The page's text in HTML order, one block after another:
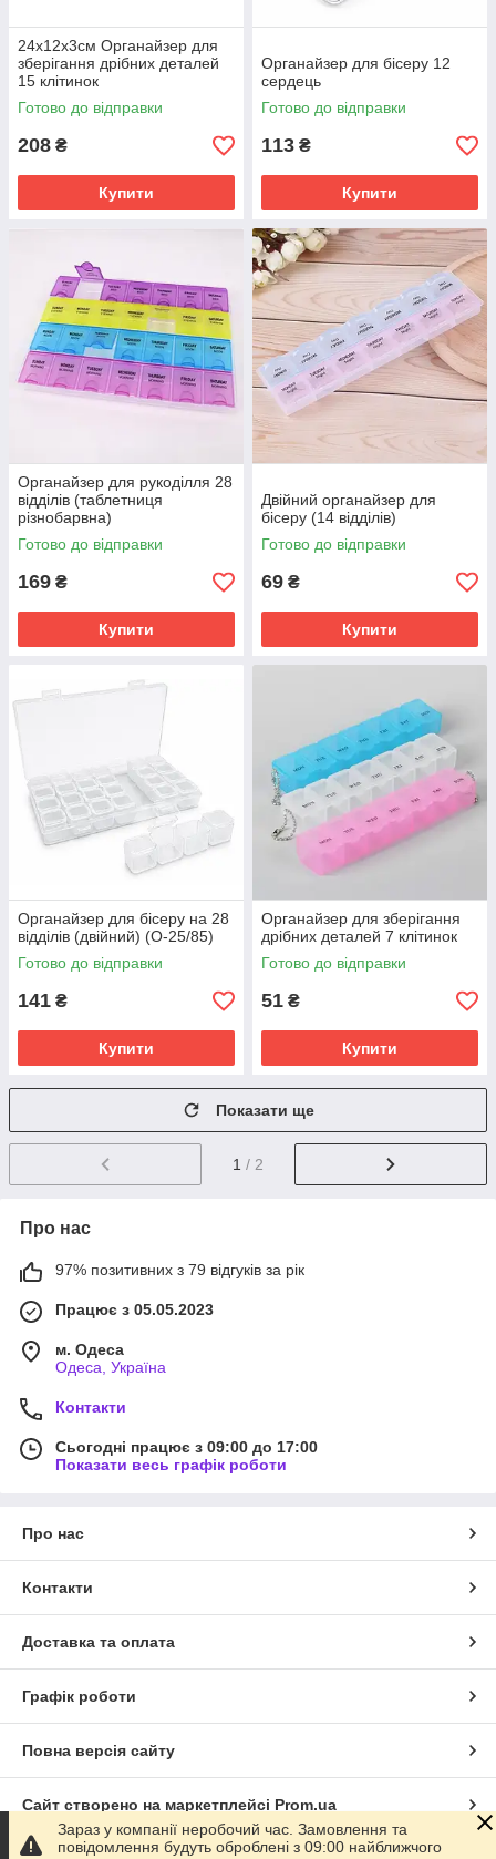
24х12х3см Органайзер для
зберігання дрібних деталей
15 клітинок
Готово до відправки
208 ₴
Купити
Органайзер для бісеру 12
сердець
Готово до відправки
113 ₴
Купити
Органайзер для рукоділля 28
відділів (таблетниця
різнобарвна)
Готово до відправки
169 ₴
Купити
Двійний органайзер для
бісеру (14 відділів)
Готово до відправки
69 ₴
Купити
Органайзер для бісеру на 28
відділів (двійний) (О-25/85)
Готово до відправки
141 ₴
Купити
Органайзер для зберігання
дрібних деталей 7 клітинок
Готово до відправки
51 ₴
Купити
Показати ще
1 / 2
Про нас
97% позитивних з 79 відгуків за рік
Працює з 05.05.2023
м. Одеса
Одеса, Україна
Контакти
Сьогодні працює з 09:00 до 17:00
Показати весь графік роботи
Про нас
Контакти
Доставка та оплата
Графік роботи
Повна версія сайту
Сайт створено на маркетплейсі Prom.ua
Зараз у компанії неробочий час. Замовлення та
повідомлення будуть оброблені з 09:00 найближчого